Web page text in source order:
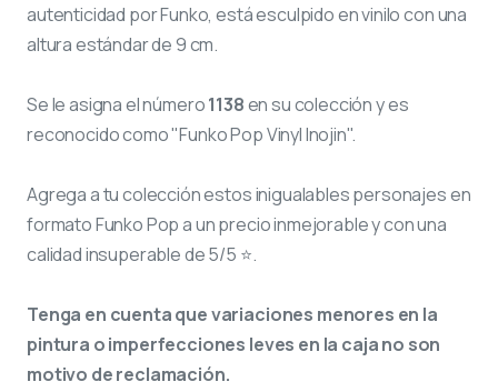
autenticidad por Funko, está esculpido en vinilo con una
altura estándar de 9 cm.
Se le asigna el número1138en su colección y es
reconocido como "Funko Pop Vinyl Inojin".
Agrega a tu colección estos inigualables personajes en
formato Funko Pop a un precio inmejorable y con una
calidad insuperable de 5/5 ⭐.
Tenga en cuenta que variaciones menores en la
pintura o imperfecciones leves en la caja no son
motivo de reclamación.